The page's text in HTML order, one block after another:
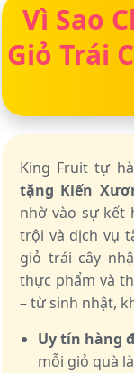
Vì Sao
Giỏ Trái
King Fruit tự
tặng Kiến
nhờ vào sự kết
trội và dịch vụ
giỏ trái cây
thực phẩm và
– từ sinh nhật,
Uy tín hàng
mỗi giỏ quà